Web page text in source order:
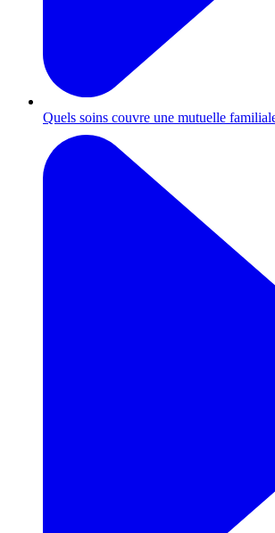
Quels soins couvre une mutuelle